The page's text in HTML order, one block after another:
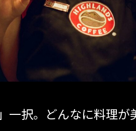
一択。どんなに料理が